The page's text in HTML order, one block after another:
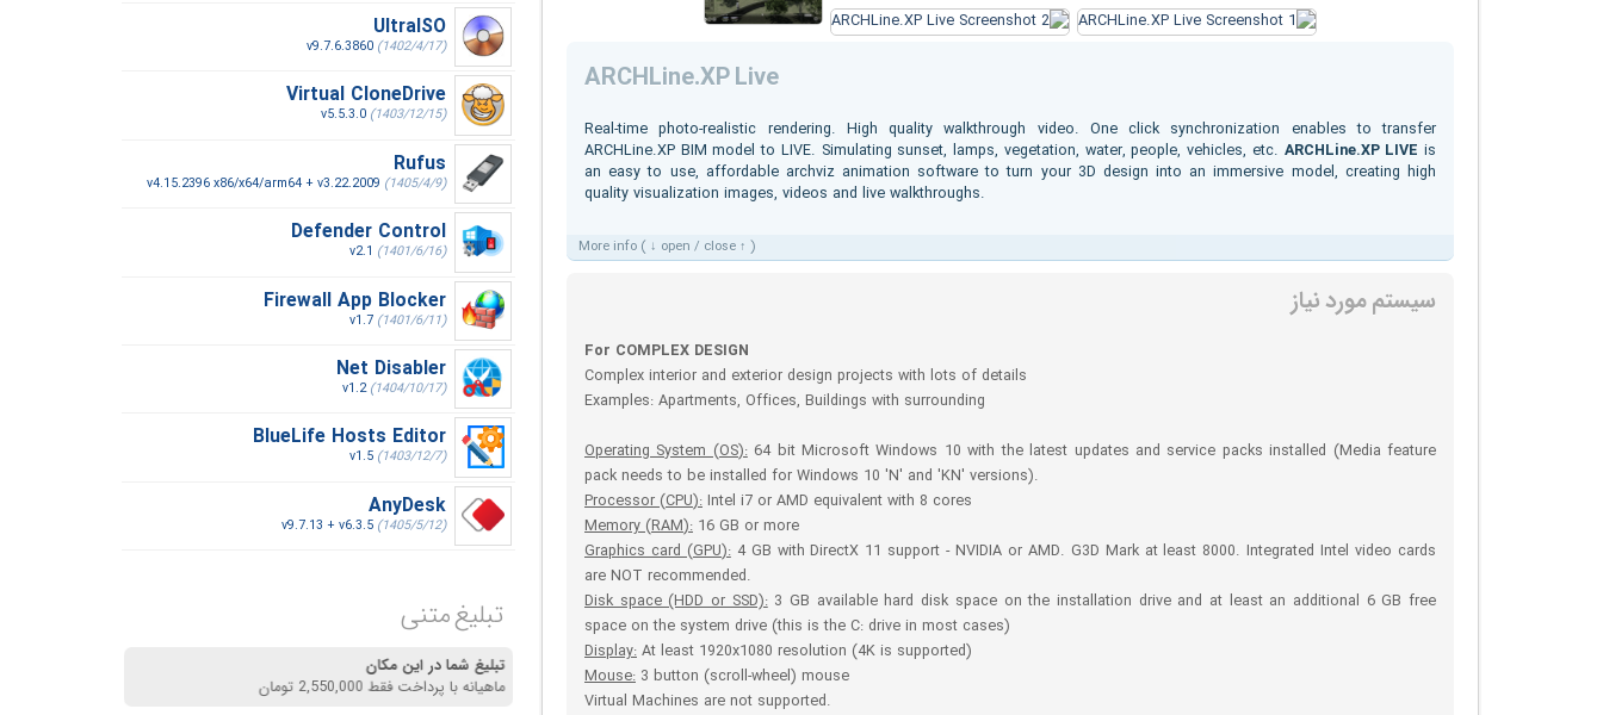
ARCHLine.XP Live
Real-time photo-realistic rendering. High quality walkthrough video. One click synchronization enables to transfer
ARCHLine.XP BIM model to LIVE. Simulating sunset, lamps, vegetation, water, people, vehicles, etc. ARCHLine.XP LIVE is
an easy to use, affordable archviz animation software to turn your 3D design into an immersive model, creating high
quality visualization images, videos and live walkthroughs.
More info ( ↓ open / close ↑ )
سیستم مورد نیاز
For COMPLEX DESIGN
Complex interior and exterior design projects with lots of details
Examples: Apartments, Offices, Buildings with surrounding
Operating System (OS):64 bit Microsoft Windows 10 with the latest updates and service packs installed (Media feature
pack needs to be installed for Windows 10 'N' and 'KN' versions).
Processor (CPU): Intel i7 or AMD equivalent with 8 cores
Memory (RAM): 16 GB or more
Graphics card (GPU):4 GB with DirectX 11 support - NVIDIA or AMD. G3D Mark at least 8000. Integrated Intel video cards
are NOT recommended.
Disk space (HDD or SSD):3 GB available hard disk space on the installation drive and at least an additional 6 GB free
space on the system drive (this is the C: drive in most cases)
Display: At least 1920x1080 resolution (4K is supported)
Mouse: 3 button (scroll-wheel) mouse
Virtual Machines are not supported.
UltraISO
v9.7.6.3860 (1402/4/17)
Virtual CloneDrive
v5.5.3.0 (1403/12/15)
Rufus
v4.15.2396 x86/x64/arm64 + v3.22.2009 (1405/4/9)
Defender Control
v2.1 (1401/6/16)
Firewall App Blocker
v1.7 (1401/6/11)
Net Disabler
v1.2(1404/10/17)
BlueLife Hosts Editor
v1.5 (1403/12/7)
AnyDesk
v9.7.13 + v6.3.5 (1405/5/12)
تبلیغ متنی
تبلیغ شما در این مکان
ماهیانه با پرداخت فقط 2,550,000 تومان